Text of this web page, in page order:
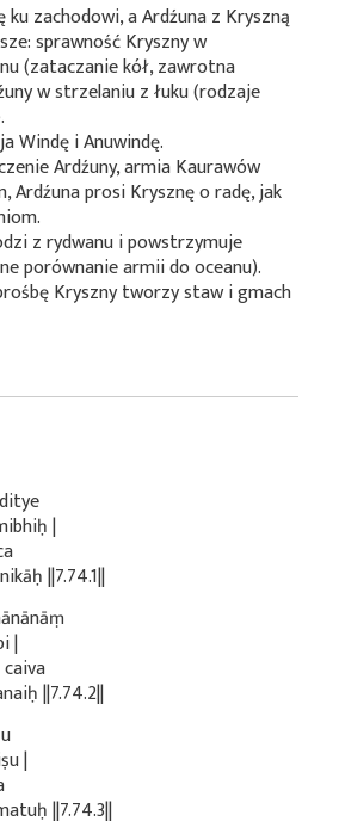
ku zachodowi, a Ardźuna z Kryszną
sprawność Kryszny w
(zataczanie kół, zawrotna
w strzelaniu z łuku (rodzaje
Windę i Anuwindę.
Ardźuny, armia Kaurawów
Ardźuna prosi Krysznę o radę, jak
z rydwanu i powstrzymuje
porównanie armii do oceanu).
Kryszny tworzy staw i gmach
|
||7.74.1||
|
||7.74.2||
|
||7.74.3||